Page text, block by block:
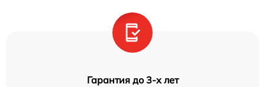
Гарантия до 3-х лет